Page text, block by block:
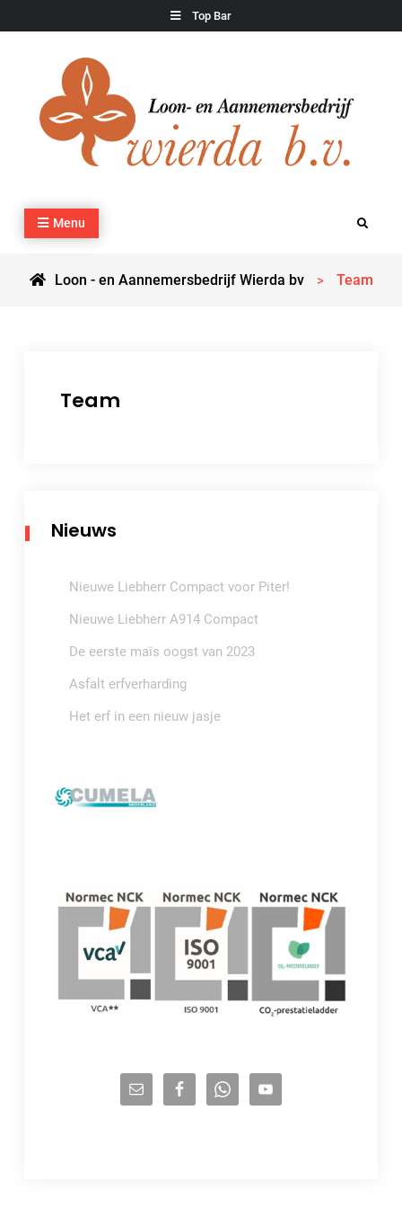
to
Top Bar
Loon – en Aannemersbedrijf Wierda bv
Kraan- en machineverhuur, agrarisch werk, grondverzet,
cultuurtechnisch werk en transport
Menu Search
Loon - en Aannemersbedrijf Wierda bv > Team
Team
Nieuws
Nieuwe Liebherr Compact voor Piter!
Nieuwe Liebherr A914 Compact
De eerste maïs oogst van 2023
Asfalt erfverharding
Het erf in een nieuw jasje